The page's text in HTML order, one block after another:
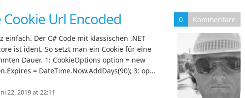
Cookie Url Encoded 0 Kommentare
einfach. Der C# Code mit klassischen .NET
ist ident. So setzt man ein Cookie für eine
Dauer. 1: CookieOptions option = new
= DateTime.Now.AddDays(90); 3: op...
22, 2019 at 22:11